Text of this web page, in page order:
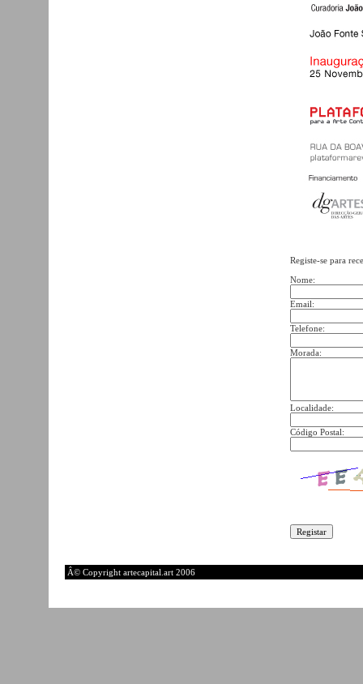
Registe-se para
Nome:
Email:
Telefone:
Morada:
Localidade:
Código Postal:
Â© Copyright artecapital.art 2006